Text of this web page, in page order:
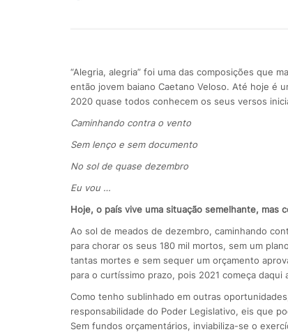
“Alegria, alegria” foi uma das composições que
então jovem baiano Caetano Veloso. Até hoje é
2020 quase todos conhecem os seus versos
Caminhando contra o vento
Sem lenço e sem documento
No sol de quase dezembro
Eu vou …
Hoje, o país vive uma situação semelhante, mas
Ao sol de meados de dezembro, caminhando
para chorar os seus 180 mil mortos, sem um
tantas mortes e sem sequer um orçamento
para o curtíssimo prazo, pois 2021 começa daqui
Como tenho sublinhado em outras
responsabilidade do Poder Legislativo, eis que
Sem fundos orçamentários, inviabiliza-se o